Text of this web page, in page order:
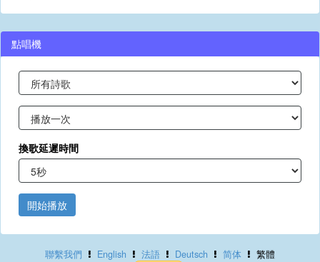
點唱機
換歌延遲時間
開始播放
聯繫我們 English 法語 Deutsch 简体 繁體